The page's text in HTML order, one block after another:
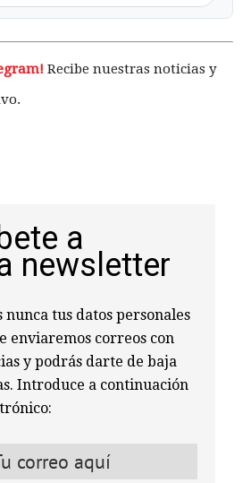
Recibe nuestras noticias y
a
newsletter
nunca tus datos personales
enviaremos correos con
y podrás darte de baja
Introduce a continuación